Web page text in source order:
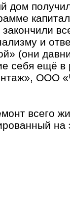
дом
и
(они
себя ещё
ООО
всего
на